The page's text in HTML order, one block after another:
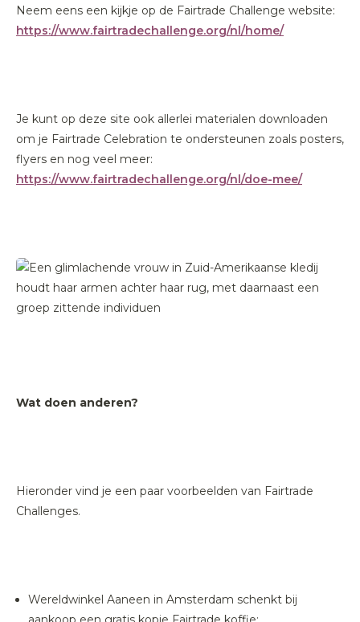
Neem eens een kijkje op de Fairtrade Challenge website:
https://www.fairtradechallenge.org/nl/home/
Je kunt op deze site ook allerlei materialen downloaden
om je Fairtrade Celebration te ondersteunen zoals posters,
flyers en nog veel meer:
https://www.fairtradechallenge.org/nl/doe-mee/
Wat doen anderen?
Hieronder vind je een paar voorbeelden van Fairtrade
Challenges.
Wereldwinkel Aaneen in Amsterdam schenkt bij